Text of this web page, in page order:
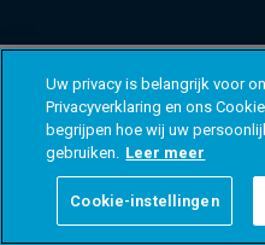
Uw privacy is belangrijk voor
Privacyverklaring en ons
begrijpen hoe wij uw
gebruiken. Leer meer
Cookie-instellingen